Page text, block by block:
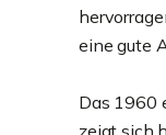
eine gute
Das 1960
zeigt sich